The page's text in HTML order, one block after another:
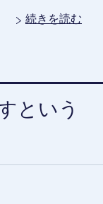
続きを読む
という